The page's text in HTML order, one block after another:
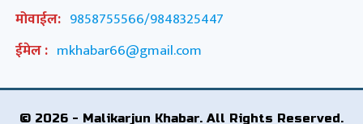
मोवाईल: 9858755566/9848325447
ईमेल : mkhabar66@gmail.com
© 2026 - Malikarjun Khabar. All Rights Reserved.